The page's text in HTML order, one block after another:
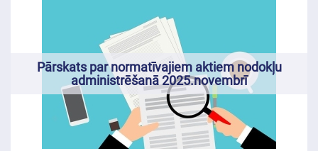
Pārskats par normatīvajiem aktiem nodokļu
administrēšanā 2025.novembrī